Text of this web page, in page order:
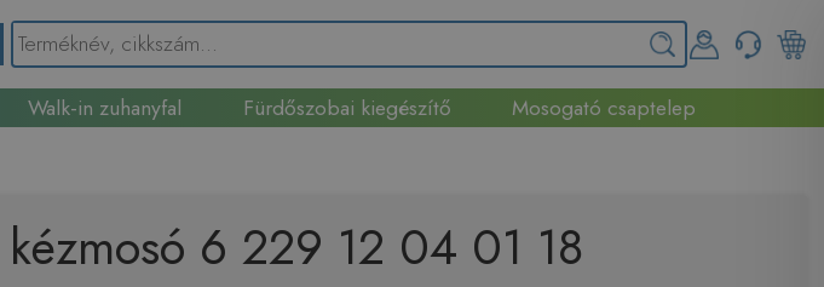
Walk-in zuhanyfal Fürdőszobai kiegészítő
Mosogató csaptelep
6 229 12 04 01 18